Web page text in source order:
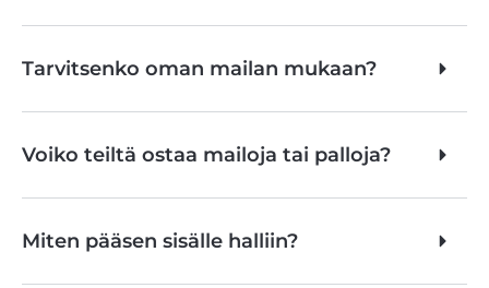
Tarvitsenko oman mailan mukaan?
Voiko teiltä ostaa mailoja tai palloja?
Miten pääsen sisälle halliin?